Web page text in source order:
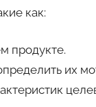
как:
продукте.
их